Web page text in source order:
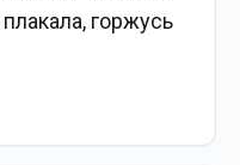
горжусь